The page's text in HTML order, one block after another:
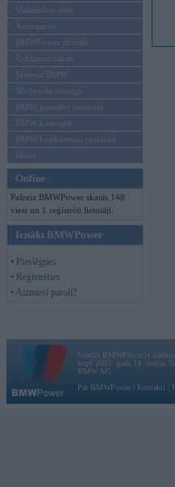
Vadāmības tests
Autosports
BMWPower aktuāli
Reklāmas raksti
Mēneša BMW
Sērijveida tūnings
BMW pasaules jaunumi
BMW koncepti
BMW konkurentu jaunumi
Moto
Online
Pašreiz BMWPower skatās 148
viesi un 1 reģistrēti lietotāji.
Ienākt BMWPower
• Pieslēgties
• Reģistrēties
• Aizmirsi paroli?
Vortāls BMWPower.lv
kopš 2002. gada 14. maija.
BMW AG.
Par BMWPower
Kontakti